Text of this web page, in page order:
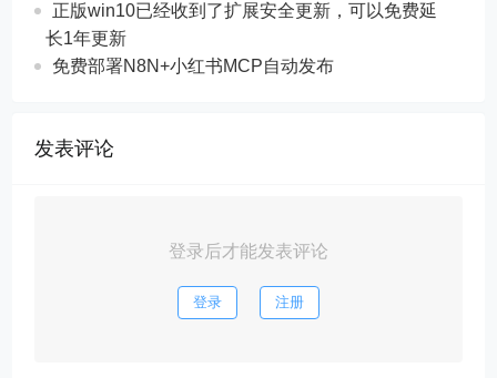
正版win10已经收到了扩展安全更新，可以免费延
长1年更新
免费部署N8N+小红书MCP自动发布
发表评论
登录后才能发表评论
登录 注册